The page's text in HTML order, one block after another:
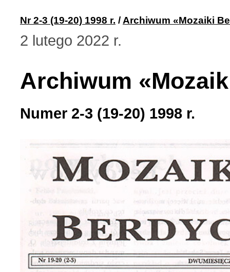
Nr 2-3 (19-20) 1998 r. / Archiwum «Mozaiki
2 lutego 2022 r.
Archiwum
Numer 2-3 (19-20) 1998 r.